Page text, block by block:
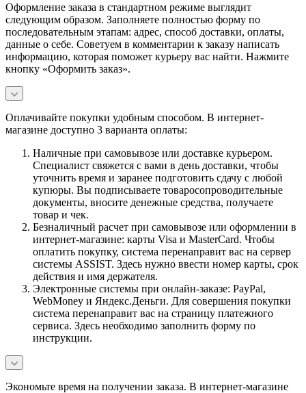
Оформление заказа в стандартном режиме выглядит
следующим образом. Заполняете полностью форму по
последовательным этапам: адрес, способ доставки, оплаты,
данные о себе. Советуем в комментарии к заказу написать
информацию, которая поможет курьеру вас найти. Нажмите
кнопку «Оформить заказ».
Оплачивайте покупки удобным способом. В интернет-
магазине доступно 3 варианта оплаты:
Наличные при самовывозе или доставке курьером.
Специалист свяжется с вами в день доставки, чтобы
уточнить время и заранее подготовить сдачу с любой
купюры. Вы подписываете товаросопроводительные
документы, вносите денежные средства, получаете
товар и чек.
Безналичный расчет при самовывозе или оформлении в
интернет-магазине: карты Visa и MasterCard. Чтобы
оплатить покупку, система перенаправит вас на сервер
системы ASSIST. Здесь нужно ввести номер карты, срок
действия и имя держателя.
Электронные системы при онлайн-заказе: PayPal,
WebMoney и Яндекс.Деньги. Для совершения покупки
система перенаправит вас на страницу платежного
сервиса. Здесь необходимо заполнить форму по
инструкции.
Экономьте время на получении заказа. В интернет-магазине